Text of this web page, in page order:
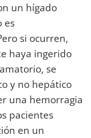
un hígado
es
si ocurren,
haya ingerido
se
y no hepático
una hemorragia
pacientes
en un